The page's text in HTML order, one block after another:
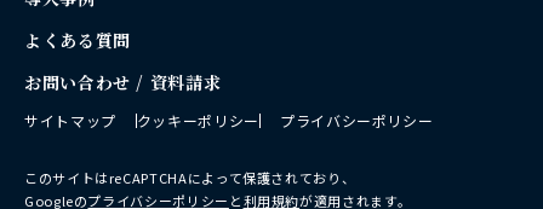
よくある質問
お問い合わせ / 資料請求
サイトマップ クッキーポリシー プライバシーポリシー
このサイトはreCAPTCHAによって保護されており、
Googleのプライバシーポリシー と利用規約が適用されます。